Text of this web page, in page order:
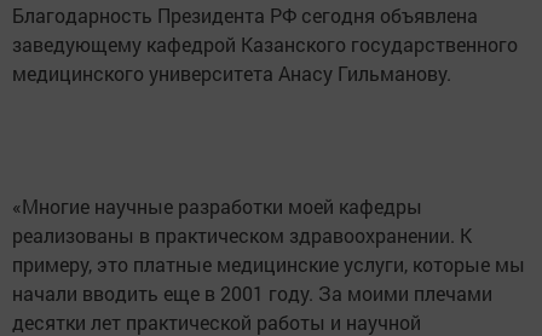
Благодарность Президента РФ сегодня объявлена
заведующему кафедрой Казанского государственного
медицинского университета Анасу Гильманову.
«Многие научные разработки моей кафедры
реализованы в практическом здравоохранении. К
примеру, это платные медицинские услуги, которые мы
начали вводить еще в 2001 году. За моими плечами
десятки лет практической работы и научной